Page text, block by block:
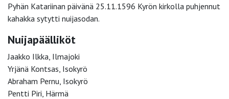
Pyhän Katariinan päivänä 25.11.1596 Kyrön kirkolla puhjennut
kahakka sytytti nuijasodan.
Nuijapäälliköt
Jaakko Ilkka, Ilmajoki
Yrjänä Kontsas, Isokyrö
Abraham Pernu, Isokyrö
Pentti Piri, Härmä